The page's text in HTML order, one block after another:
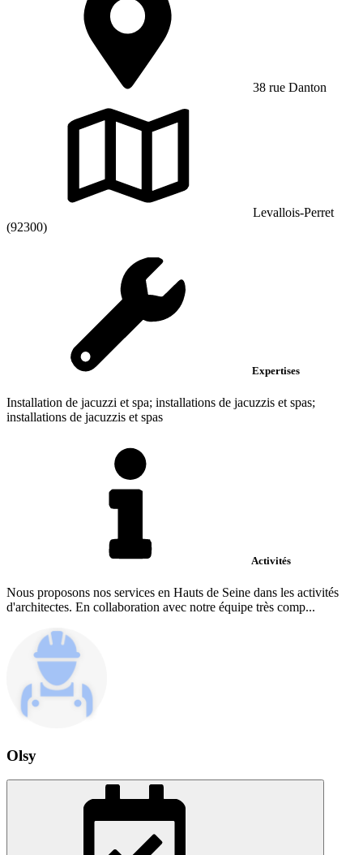
38 rue Danton
Levallois-Perret
(92300)
Expertises
Installation de jacuzzi et spa; installations de jacuzzis et spas;
installations de jacuzzis et spas
Activités
Nous proposons nos services en Hauts de Seine dans les activités
d'architectes. En collaboration avec notre équipe très comp...
Olsy